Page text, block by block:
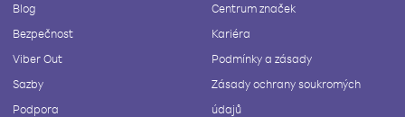
Blog
Bezpečnost
Viber Out
Sazby
Podpora
Centrum značek
Kariéra
Podmínky a zásady
Zásady ochrany soukromých
údajů